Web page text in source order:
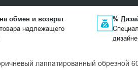
обмен и возврат
надлежащего
%
лаппатированный обрезной